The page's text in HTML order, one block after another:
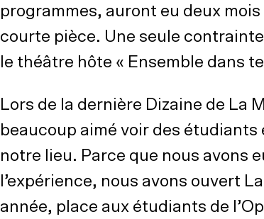
programmes, auront eu deux
courte pièce. Une seule
le théâtre hôte « Ensemble dans
Lors de la dernière Dizaine de La
beaucoup aimé voir des étudiants
notre lieu. Parce que nous avons
l’expérience, nous avons ouvert
année, place aux étudiants de